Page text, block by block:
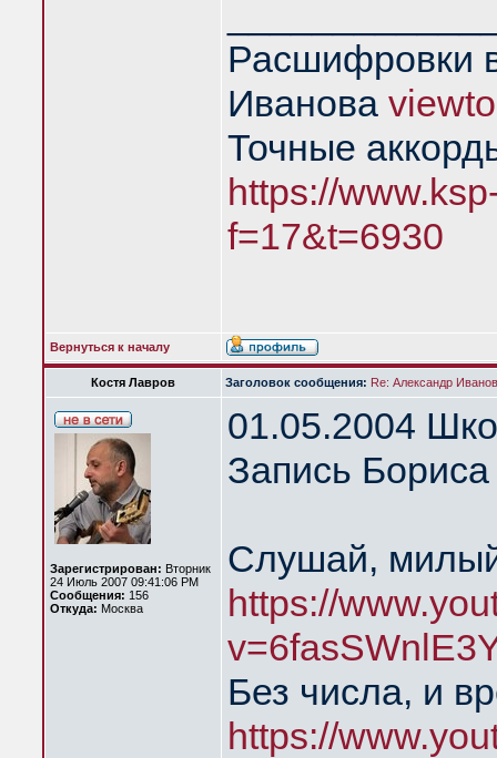
Расшифровки
Иванова
Точные
https://
f=17&t=6930
Вернуться к началу
Костя Лавров Заголовок сообщения: Re: Александр
Зарегистрирован: Вторник
24 Июль 2007 09:41:06 PM
Сообщения: 156
Откуда: Москва
01.05.2004
Запись
Слушай,
https://
Без числа, и
https://